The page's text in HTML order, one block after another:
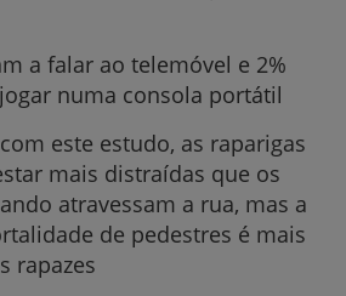
a falar ao telemóvel e 2%
numa consola portátil
este estudo, as raparigas
mais distraídas que os
atravessam a rua, mas a
de pedestres é mais
rapazes